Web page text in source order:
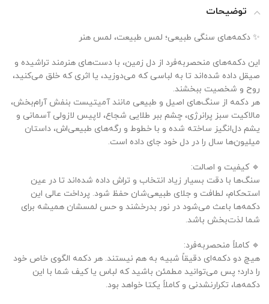
توضیحات
✨ دکمه‌های سنگی طبیعی؛ لمس طبیعت، لمس هنر
این دکمه‌های منحصربه‌فرد از دل زمین، با دست‌های هنرمند تراشیده و
صیقل داده شده‌اند تا به لباسی که می‌دوزید، یا اثری که خلق می‌کنید،
روح و شخصیت ببخشند.
هر دکمه از سنگ‌های اصیل و طبیعی مانند آمیتیست بنفش آرام‌بخش،
مالاکیت سبز پرانرژی، چشم ببر طلایی شجاع، لاپیس لازولی آسمانی و
یشم دل‌انگیز ساخته شده و با خطوط و رگه‌های طبیعی‌اش، داستان
میلیون‌ها سال را در دل خود جای داده است.
🔹 کیفیت و اصالت:
سنگ‌ها با دقت بسیار زیاد انتخاب و تراش داده شده‌اند تا در عین
استحکام، لطافت و جلای طبیعی‌شان حفظ شود. پرداخت عالی این
دکمه‌ها باعث می‌شود در نور بدرخشند و حس لمسشان همیشه برای
شما لذت‌بخش باشد.
🔹 کاملاً منحصربه‌فرد:
هیچ دو دکمه‌ای دقیقاً شبیه به هم نیستند. هر دکمه الگوی خاص خود
را دارد؛ پس می‌توانید مطمئن باشید که لباس یا کیف شما با این
دکمه‌ها، تکرارنشدنی و کاملاً یکتا خواهد بود.